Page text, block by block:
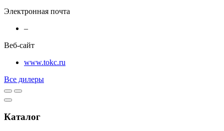
Электронная почта
–
Веб-сайт
www.tokc.ru
Все дилеры
Каталог